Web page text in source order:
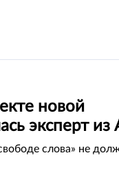
новой
эксперт из
слова» не